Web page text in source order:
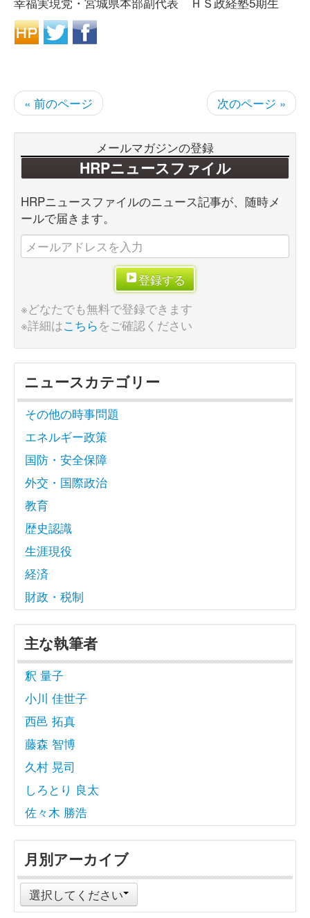
« 前のページ 次のページ »
メールマガジンの登録
HRPニュースファイル
HRPニュースファイルのニュース記事が、随時メ
ールで届きます。
登録する
※どなたでも無料で登録できます
※詳細はこちらをご確認ください
ニュースカテゴリー
その他の時事問題
エネルギー政策
国防・安全保障
外交・国際政治
教育
歴史認識
生涯現役
経済
財政・税制
主な執筆者
釈 量子
小川 佳世子
西邑 拓真
藤森 智博
久村 晃司
しろとり 良太
佐々木 勝浩
月別アーカイブ
選択してください